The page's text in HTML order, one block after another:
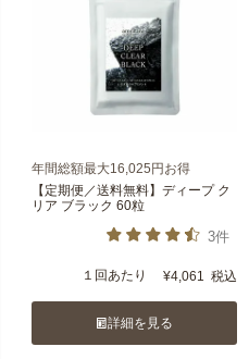
年間総額最大16,025円お得
【定期便／送料無料】ディープ ク
リア ブラック 60粒
3件
１回あたり ¥4,061 税込
詳細を見る